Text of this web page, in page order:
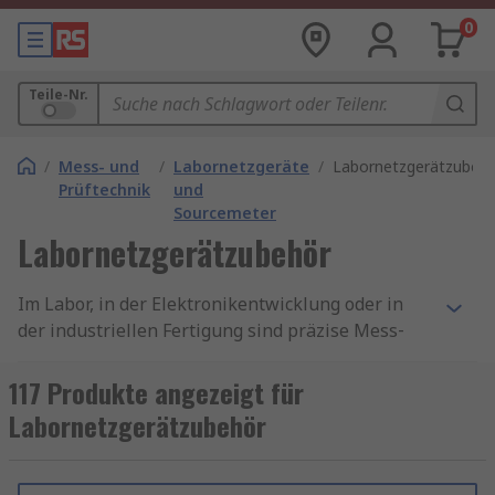
0
Teile-Nr.
/ Mess- und
Prüftechnik
/ Labornetzgeräte
und
Sourcemeter
/
Labornetzgerätzubehör
Im Labor, in der Elektronikentwicklung oder in
der industriellen Fertigung sind präzise Mess‑
hochwertiges Labornetzgerät entfaltet sein
volles Potenzial erst mit dem passenden
Labornetzgerätzubehör. Ob Labornetzteil
Schnittstellenkarten– die richtige Ausstattung
117 Produkte angezeigt für
Labornetzgerätzubehör